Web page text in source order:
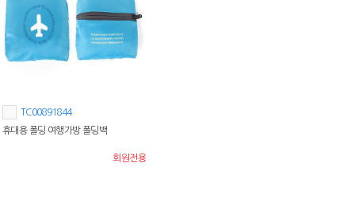
TC00891844
휴대용 폴딩 여행가방 폴딩백
회원전용